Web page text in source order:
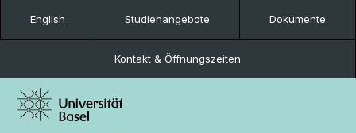
English Studienangebote Dokumente
Kontakt & Öffnungszeiten